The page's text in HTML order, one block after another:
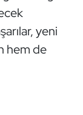
yeni
hem de